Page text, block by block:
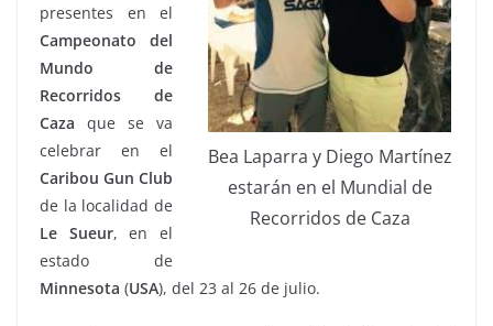
Bea Laparra y Diego Martínez
estarán en el Mundial de
Recorridos de Caza
presentes en el
Campeonato del
Mundo de
Recorridos de
Caza que se va
celebrar en el
Caribou Gun Club
de la localidad de
Le Sueur, en el
estado de
Minnesota (USA), del 23 al 26 de julio.